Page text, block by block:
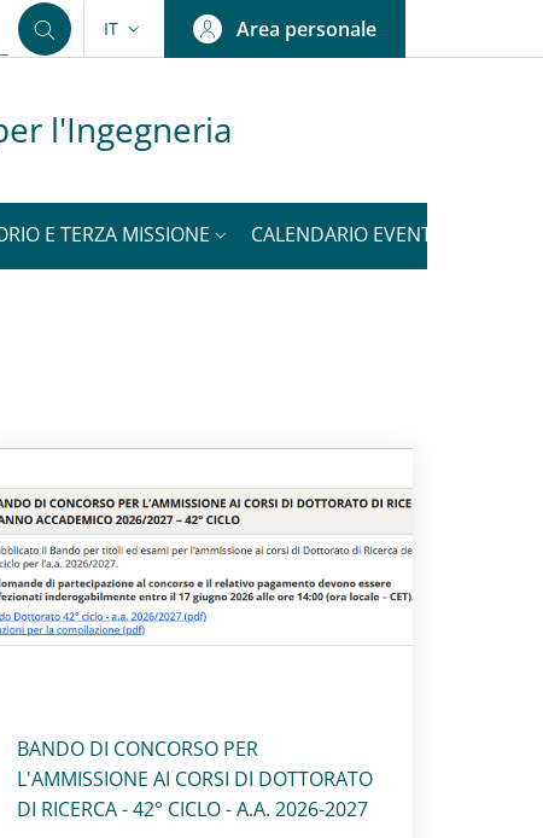
SELETTORE LINGUA: CURRENT LANGUAGE
IT Area personale
l'Ingegneria
E TERZA MISSIONE CALENDARIO EVENTI
Titolo card:
BANDO DI CONCORSO PER
L'AMMISSIONE AI CORSI DI DOTTORATO
DI RICERCA - 42° CICLO - A.A. 2026-2027